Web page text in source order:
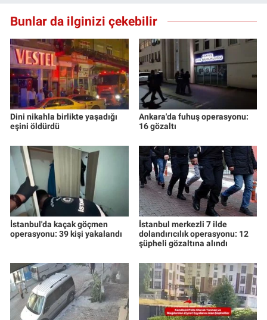
Bunlar da ilginizi çekebilir
Dini nikahla birlikte yaşadığı
eşini öldürdü
Ankara'da fuhuş operasyonu:
16 gözaltı
İstanbul'da kaçak göçmen
operasyonu: 39 kişi yakalandı
İstanbul merkezli 7 ilde
dolandırıcılık operasyonu: 12
şüpheli gözaltına alındı
Yerel Yaşam
Canlı Yayın